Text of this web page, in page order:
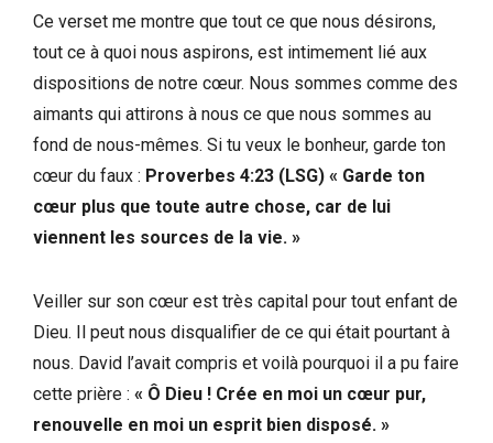
Ce verset me montre que tout ce que nous désirons,
tout ce à quoi nous aspirons, est intimement lié aux
dispositions de notre cœur. Nous sommes comme des
aimants qui attirons à nous ce que nous sommes au
fond de nous-mêmes. Si tu veux le bonheur, garde ton
cœur du faux : Proverbes 4:23 (LSG) « Garde ton
cœur plus que toute autre chose, car de lui
viennent les sources de la vie. »
Veiller sur son cœur est très capital pour tout enfant de
Dieu. Il peut nous disqualifier de ce qui était pourtant à
nous. David l’avait compris et voilà pourquoi il a pu faire
cette prière : « Ô Dieu ! Crée en moi un cœur pur,
renouvelle en moi un esprit bien disposé. »